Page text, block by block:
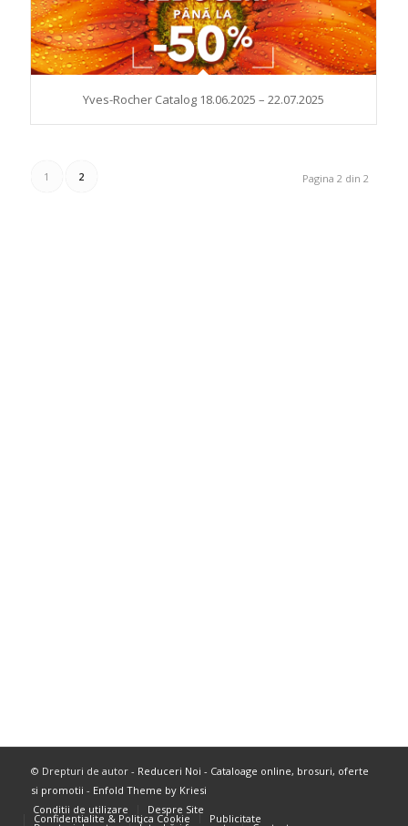
Yves-Rocher Catalog 18.06.2025 – 22.07.2025
Pagina 2 din 2
1 2
© Drepturi de autor - Reduceri Noi - Cataloage online, brosuri, oferte
si promotii - Enfold Theme by Kriesi
Conditii de utilizare
Despre Site
Confidentialite & Politica Cookie Publicitate